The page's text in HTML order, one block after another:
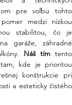
vetru a
na zaťaženie
snehom do 1,5
istotu, že vaša
aj počas
ťažkého
ISO
pre voľbu tohto
medzi nízkou
stabilitou, čo je
garáže, záhradné
Náš tím tento
kde je prioritou
konštrukcie pri
a esteticky čistého